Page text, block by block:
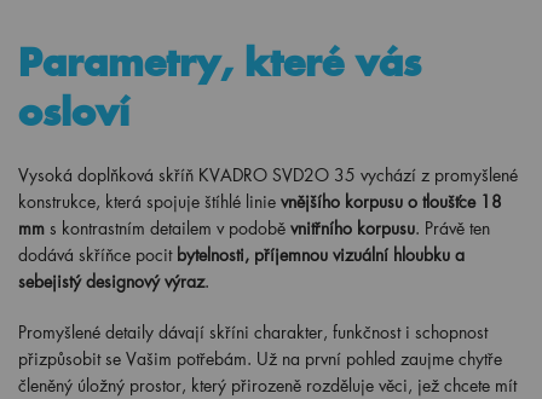
Parametry, které vás
osloví
Vysoká doplňková skříň KVADRO SVD2O 35 vychází z promyšlené
konstrukce, která spojuje štíhlé linie vnějšího korpusu o tloušťce 18
mm s kontrastním detailem v podobě vnitřního korpusu. Právě ten
dodává skříňce pocit bytelnosti, příjemnou vizuální hloubku a
sebejistý designový výraz.
Promyšlené detaily dávají skříni charakter, funkčnost i schopnost
přizpůsobit se Vašim potřebám. Už na první pohled zaujme chytře
členěný úložný prostor, který přirozeně rozděluje věci, jež chcete mít